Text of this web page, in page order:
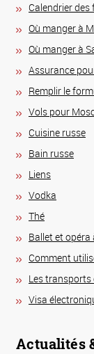
Calendrier des
Où manger à
Où manger à
Assurance
Remplir le
Vols pour
Сuisine russe
Bain russe
Liens
Vodka
Thé
Ballet et
Comment
Les transports
Visa
Actualités